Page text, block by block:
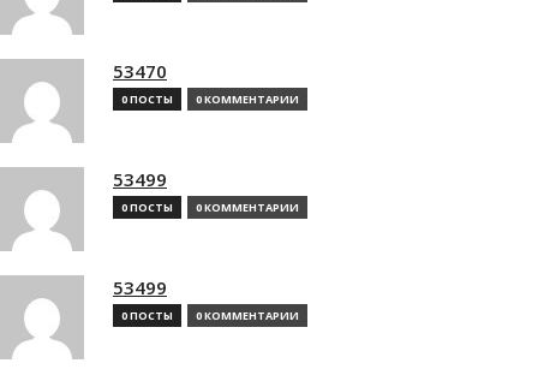
53470
0 ПОСТЫ 0 КОММЕНТАРИИ
53499
0 ПОСТЫ 0 КОММЕНТАРИИ
53499
0 ПОСТЫ 0 КОММЕНТАРИИ